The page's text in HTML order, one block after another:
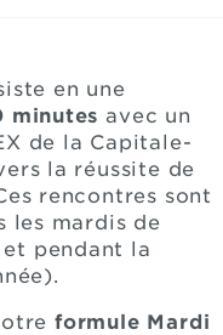
en une
minutes avec un
de la Capitale-
la réussite de
rencontres sont
les mardis de
et pendant la
formule Mardi